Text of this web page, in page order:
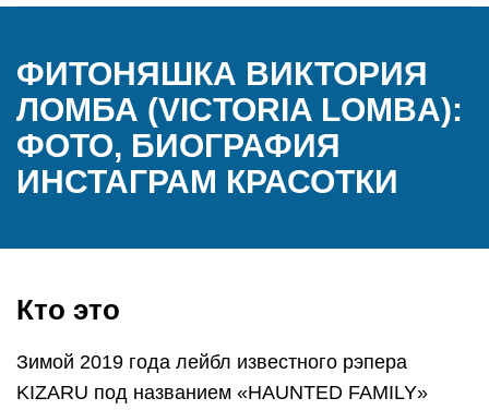
ФИТОНЯШКА ВИКТОРИЯ
ЛОМБА (VICTORIA LOMBA):
ФОТО, БИОГРАФИЯ
ИНСТАГРАМ КРАСОТКИ
Кто это
Зимой 2019 года лейбл известного рэпера
KIZARU под названием «HAUNTED FAMILY»